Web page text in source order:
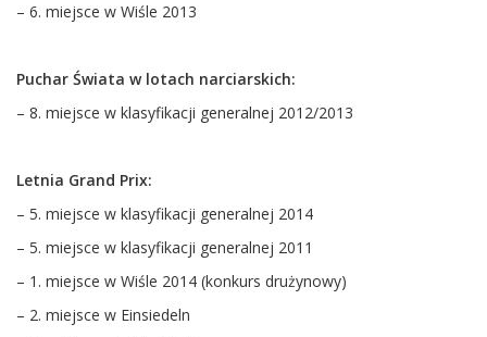
– 6. miejsce w Wiśle 2013
Puchar Świata w lotach narciarskich:
– 8. miejsce w klasyfikacji generalnej 2012/2013
Letnia Grand Prix:
– 5. miejsce w klasyfikacji generalnej 2014
– 5. miejsce w klasyfikacji generalnej 2011
– 1. miejsce w Wiśle 2014 (konkurs drużynowy)
– 2. miejsce w Einsiedeln